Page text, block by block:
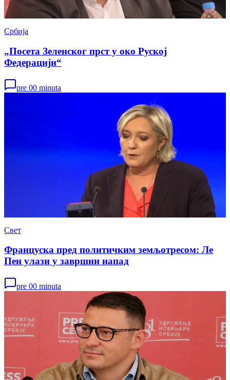
Србија
„Посета Зеленског прст у око Руској
Федерацији“
pre 00 minuta
Свет
Француска пред политичким земљотресом: Ле
Пен улази у завршни напад
pre 00 minuta